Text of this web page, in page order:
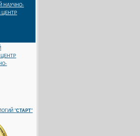
НАУЧНО-
ЦЕНТР
ЦЕНТР
"СТАРТ"